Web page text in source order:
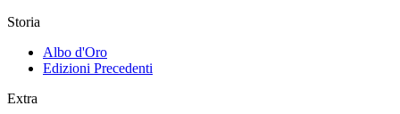
Storia
Albo d'Oro
Edizioni Precedenti
Extra